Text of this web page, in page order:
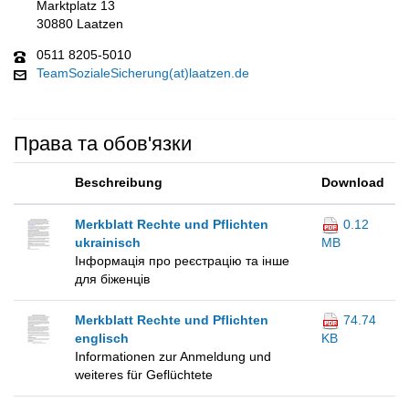
Marktplatz 13
30880 Laatzen
0511 8205-5010
TeamSozialeSicherung(at)laatzen.de
Права та обов'язки
Beschreibung Download
Merkblatt Rechte und Pflichten
ukrainisch
Інформація про реєстрацію та інше
для біженців
0.12
MB
Merkblatt Rechte und Pflichten
englisch
Informationen zur Anmeldung und
weiteres für Geflüchtete
74.74
KB